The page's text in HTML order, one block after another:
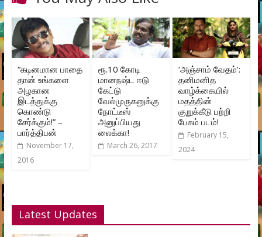
“கடினமான பாதை
தான் உங்களை
அழகான
இடத்துக்கு
கொண்டு
சேர்க்கும்!” –
பார்த்திபன்
November 17,
2016
ரூ.10 கோடி
மானநஷ்ட ஈடு
கேட்டு
வேல்முருகனுக்கு
நோட்டீஸ்
அனுப்பியது
லைக்கா!
March 26, 2017
‘அஞ்சாம் வேதம்’:
தனிமனித
வாழ்க்கையில்
மதத்தின்
குறுக்கீடு பற்றி
பேசும் படம்!
February 15,
2024
Latest Updates